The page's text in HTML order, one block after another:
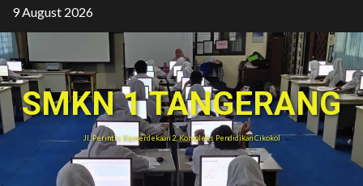
Skip
to
content
9 August 2026
SMKN 1 TANGERANG
Jl. Perintis Kemerdekaan 2, Kompleks Pendidikan Cikokol